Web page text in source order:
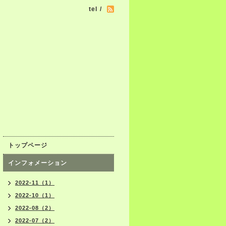
tel /
トップページ
インフォメーション
2022-11（1）
2022-10（1）
2022-08（2）
2022-07（2）